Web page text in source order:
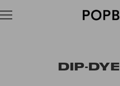
FASHION ACCESSORIES BEAUTY
DIP-